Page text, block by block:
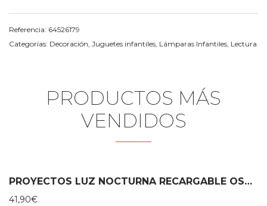
Referencia: 64526179
Categorías: Decoración Juguetes infantiles Lámparas Infantiles Lectura
PRODUCTOS MÁS
VENDIDOS
PROYECTOS LUZ NOCTURNA RECARGABLE OSO BJÖRN – FLOW AMSTERDAM
41,90€